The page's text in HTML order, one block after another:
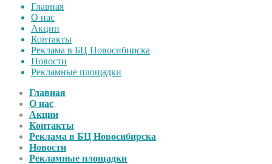
Главная
О нас
Акции
Контакты
Реклама в БЦ Новосибирска
Новости
Рекламные площадки
Главная
О нас
Акции
Контакты
Реклама в БЦ Новосибирска
Новости
Рекламные площадки